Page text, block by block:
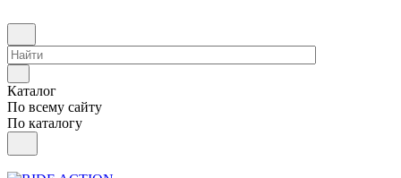
Каталог
По всему сайту
По каталогу